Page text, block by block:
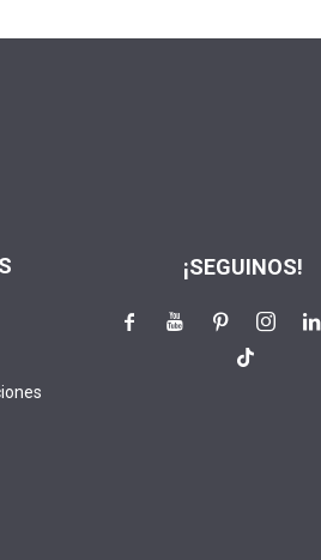
¡SEGUINOS!
    
